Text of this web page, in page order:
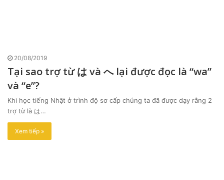
20/08/2019
Tại sao trợ từ は và へ lại được đọc là “wa”
và “e”?
Khi học tiếng Nhật ở trình độ sơ cấp chúng ta đã được dạy rằng 2
trợ từ là は…
Xem tiếp »